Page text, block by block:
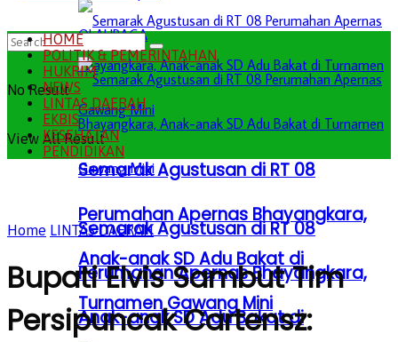
Semarak Agustusan di RT 08
Perumahan Apernas Bhayangkara,
Anak-anak SD Adu Bakat di
Turnamen Gawang Mini
OLAHRAGA
Semarak Agustusan di RT 08
Perumahan Apernas Bhayangkara,
Anak-anak SD Adu Bakat di
No Result
View All Result
HOME
POLITIK & PEMERINTAHAN
HUKRIM
NEWS
LINTAS DAERAH
EKBIS
KESEHATAN
PENDIDIKAN
Home LINTAS DAERAH
Bupati Elvis Sambut Tim
Persipuncak Cartensz: